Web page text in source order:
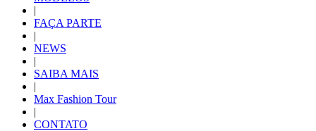
|
FAÇA PARTE
|
NEWS
|
SAIBA MAIS
|
Max Fashion Tour
|
CONTATO